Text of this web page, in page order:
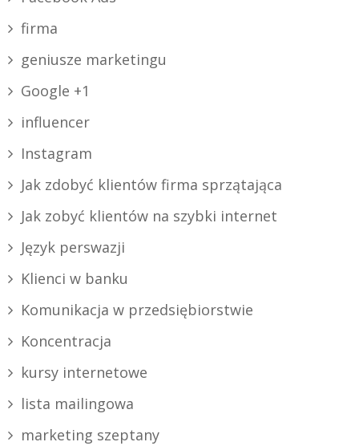
firma
geniusze marketingu
Google +1
influencer
Instagram
Jak zdobyć klientów firma sprzątająca
Jak zobyć klientów na szybki internet
Język perswazji
Klienci w banku
Komunikacja w przedsiębiorstwie
Koncentracja
kursy internetowe
lista mailingowa
marketing szeptany